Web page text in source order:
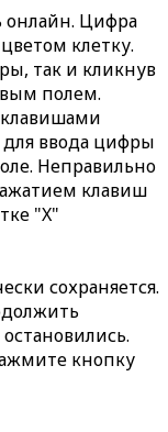
онлайн. Цифра
клетку.
так и кликнув
полем.
для ввода цифры
Неправильно
клавиш
"X"
сохраняется.
кнопку